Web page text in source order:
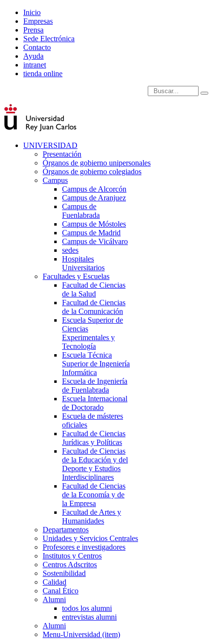
Inicio
Empresas
Prensa
Sede Electrónica
Contacto
Ayuda
intranet
tienda online
Introduce términos de
UNIVERSIDAD
Presentación
Órganos de gobierno unipersonales
Órganos de gobierno colegiados
Campus
Campus de Alcorcón
Campus de Aranjuez
Campus de
Fuenlabrada
Campus de Móstoles
Campus de Madrid
Campus de Vicálvaro
sedes
Hospitales
Universitarios
Facultades y Escuelas
Facultad de Ciencias
de la Salud
Facultad de Ciencias
de la Comunicación
Escuela Superior de
Ciencias
Experimentales y
Tecnología
Escuela Técnica
Superior de Ingeniería
Informática
Escuela de Ingeniería
de Fuenlabrada
Escuela Internacional
de Doctorado
Escuela de másteres
oficiales
Facultad de Ciencias
Jurídicas y Políticas
Facultad de Ciencias
de la Educación y del
Deporte y Estudios
Interdisciplinares
Facultad de Ciencias
de la Economía y de
la Empresa
Facultad de Artes y
Humanidades
Departamentos
Unidades y Servicios Centrales
Profesores e investigadores
Institutos y Centros
Centros Adscritos
Sostenibilidad
Calidad
Canal Ético
Alumni
todos los alumni
entrevistas alumni
Alumni
Menu-Universidad (item)